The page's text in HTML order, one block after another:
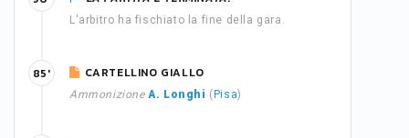
L'arbitro ha fischiato la fine della gara.
CARTELLINO GIALLO
Ammonizione A. Longhi ( Pisa)
85'